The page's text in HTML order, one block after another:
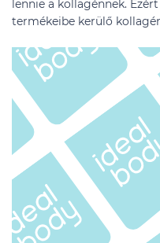
lennie a kollagénnek.
termékeibe kerülő